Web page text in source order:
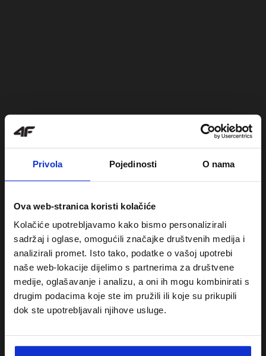
Privola Pojedinosti O nama
Ova web-stranica koristi kolačiće
Kolačiće upotrebljavamo kako bismo personalizirali
sadržaj i oglase, omogućili značajke društvenih medija i
analizirali promet. Isto tako, podatke o vašoj upotrebi
naše web-lokacije dijelimo s partnerima za društvene
medije, oglašavanje i analizu, a oni ih mogu kombinirati s
drugim podacima koje ste im pružili ili koje su prikupili
dok ste upotrebljavali njihove usluge.